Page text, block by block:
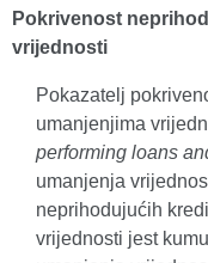
Pokrivenost
vrijednosti
Pokazatelj
umanjenjima
performing loans
umanjenja
neprihodujućih
vrijednosti jest